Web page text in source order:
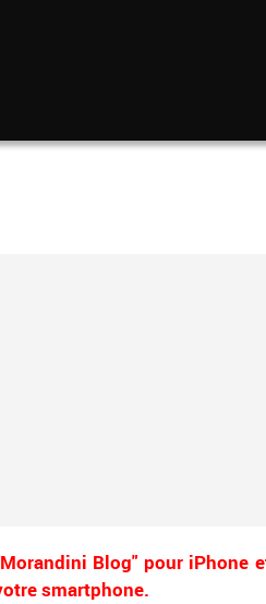
Blog" pour iPhone
smartphone.